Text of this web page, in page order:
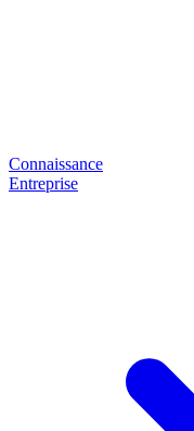
Connaissance
Entreprise